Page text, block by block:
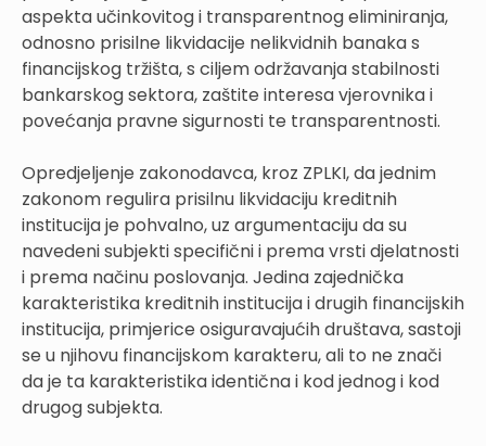
aspekta učinkovitog i transparentnog eliminiranja,
odnosno prisilne likvidacije nelikvidnih banaka s
financijskog tržišta, s ciljem održavanja stabilnosti
bankarskog sektora, zaštite interesa vjerovnika i
povećanja pravne sigurnosti te transparentnosti.
Opredjeljenje zakonodavca, kroz ZPLKI, da jednim
zakonom regulira prisilnu likvidaciju kreditnih
institucija je pohvalno, uz argumentaciju da su
navedeni subjekti specifični i prema vrsti djelatnosti
i prema načinu poslovanja. Jedina zajednička
karakteristika kreditnih institucija i drugih financijskih
institucija, primjerice osiguravajućih društava, sastoji
se u njihovu financijskom karakteru, ali to ne znači
da je ta karakteristika identična i kod jednog i kod
drugog subjekta.